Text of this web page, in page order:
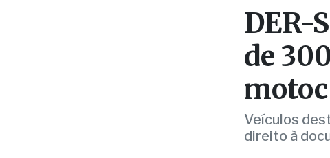
OPORTUNIDADES
DER-
de